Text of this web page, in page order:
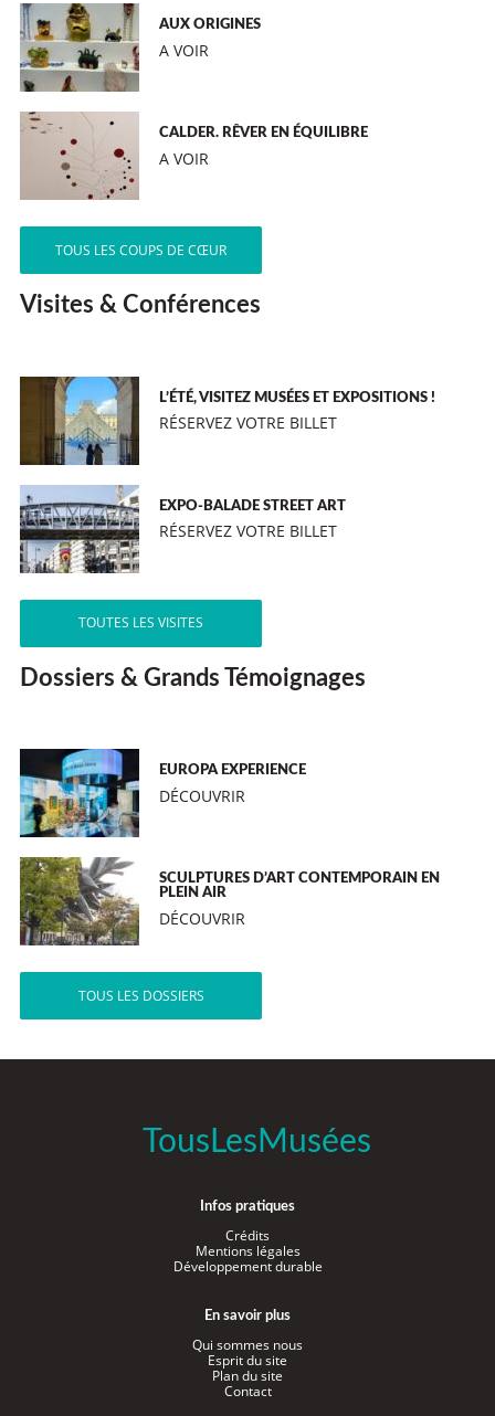
AUX ORIGINES
A VOIR
CALDER. RÊVER EN ÉQUILIBRE
A VOIR
TOUS LES COUPS DE CŒUR
Visites & Conférences
L’ÉTÉ, VISITEZ MUSÉES ET EXPOSITIONS !
RÉSERVEZ VOTRE BILLET
EXPO-BALADE STREET ART
RÉSERVEZ VOTRE BILLET
TOUTES LES VISITES
Dossiers & Grands Témoignages
EUROPA EXPERIENCE
DÉCOUVRIR
SCULPTURES D’ART CONTEMPORAIN EN
PLEIN AIR
DÉCOUVRIR
TOUS LES DOSSIERS
TousLesMusées
Infos pratiques
Crédits
Mentions légales
Développement durable
En savoir plus
Qui sommes nous
Esprit du site
Plan du site
Contact